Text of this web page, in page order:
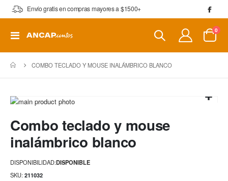
Envío gratis en compras mayores a $1500+
Toggle
Cart
0
COMBO TECLADO Y MOUSE INALÁMBRICO BLANCO
Saltar
final
de
de
imágenes
al
comienzo
de
galería
de
Combo teclado y mouse
inalámbrico blanco
DISPONIBILIDAD:DISPONIBLE
SKU 211032